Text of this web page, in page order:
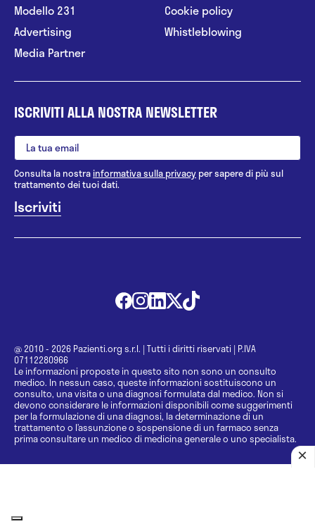
Modello 231
Advertising
Media Partner
Cookie policy
Whistleblowing
ISCRIVITI ALLA NOSTRA NEWSLETTER
Consulta la nostrainformativa sulla privacy per sapere di più sul
trattamento dei tuoi dati.
@ 2010 - 2026 Pazienti.org s.r.l. | Tutti i diritti riservati | P.IVA
07112280966
Le informazioni proposte in questo sito non sono un consulto
medico. In nessun caso, queste informazioni sostituiscono un
consulto, una visita o una diagnosi formulata dal medico. Non si
devono considerare le informazioni disponibili come suggerimenti
per la formulazione di una diagnosi, la determinazione di un
trattamento o l’assunzione o sospensione di un farmaco senza
prima consultare un medico di medicina generale o uno specialista.